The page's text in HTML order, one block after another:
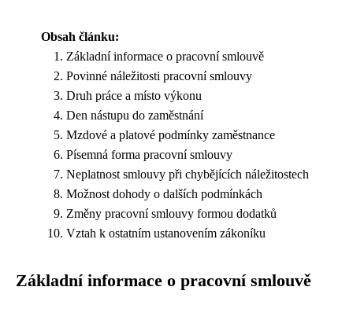
Obsah článku:
Základní informace o pracovní smlouvě
Povinné náležitosti pracovní smlouvy
Druh práce a místo výkonu
Den nástupu do zaměstnání
Mzdové a platové podmínky zaměstnance
Písemná forma pracovní smlouvy
Neplatnost smlouvy při chybějících náležitostech
Možnost dohody o dalších podmínkách
Změny pracovní smlouvy formou dodatků
Vztah k ostatním ustanovením zákoníku
Základní informace o pracovní smlouvě